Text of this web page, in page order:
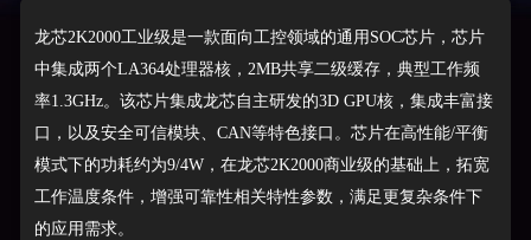
龙芯2K2000工业级是一款面向工控领域的通用SOC芯片，芯片
中集成两个LA364处理器核，2MB共享二级缓存，典型工作频
率1.3GHz。该芯片集成龙芯自主研发的3D GPU核，集成丰富接
口，以及安全可信模块、CAN等特色接口。芯片在高性能/平衡
模式下的功耗约为9/4W，在龙芯2K2000商业级的基础上，拓宽
工作温度条件，增强可靠性相关特性参数，满足更复杂条件下
的应用需求。